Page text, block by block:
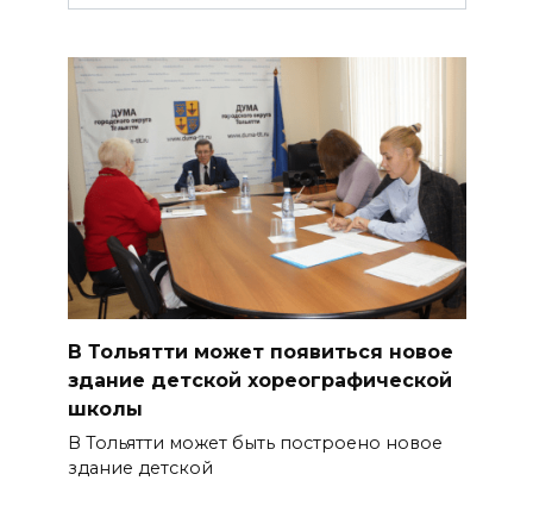
В Тольятти может появиться новое
здание детской хореографической
школы
В Тольятти может быть построено новое
здание детской